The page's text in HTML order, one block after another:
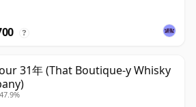
?
31年 (That Boutique-y Whisky